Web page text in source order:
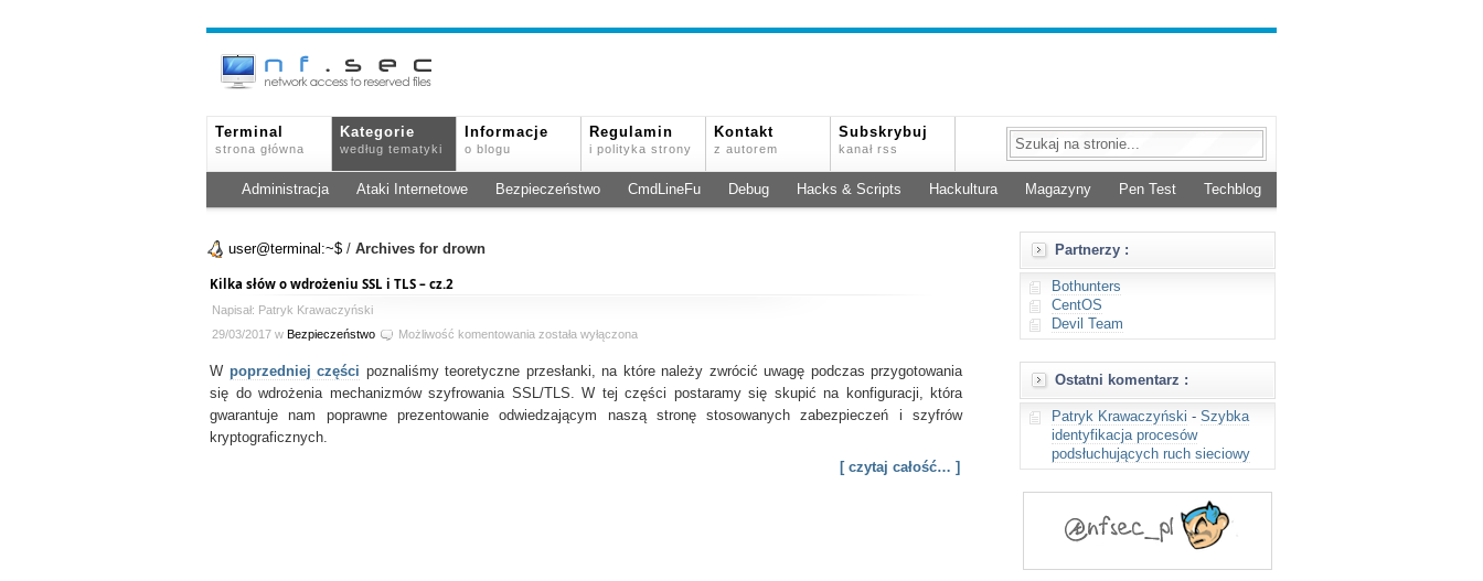
Terminal
strona główna
Kategorie
według tematyki
Informacje
o blogu
Regulamin
i polityka strony
Kontakt
z autorem
Subskrybuj
kanał rss
Administracja Ataki Internetowe Bezpieczeństwo CmdLineFu Debug Hacks & Scripts Hackultura Magazyny Pen Test Techblog
user@terminal:~$ / Archives for drown
Kilka słów o wdrożeniu SSL i TLS – cz.2
Napisał: Patryk Krawaczyński
29/03/2017 w Bezpieczeństwo Możliwość komentowania Kilka
o
wdrożeniu
SSL
została wyłączona
W poprzedniej części poznaliśmy teoretyczne przesłanki, na które należy zwrócić uwagę podczas przygotowania
się do wdrożenia mechanizmów szyfrowania SSL/TLS. W tej części postaramy się skupić na konfiguracji, która
gwarantuje nam poprawne prezentowanie odwiedzającym naszą stronę stosowanych zabezpieczeń i szyfrów
kryptograficznych.
[ czytaj całość… ]
Partnerzy :
Bothunters
CentOS
Devil Team
Ostatni komentarz :
Patryk Krawaczyński - Szybka
identyfikacja procesów
podsłuchujących ruch sieciowy